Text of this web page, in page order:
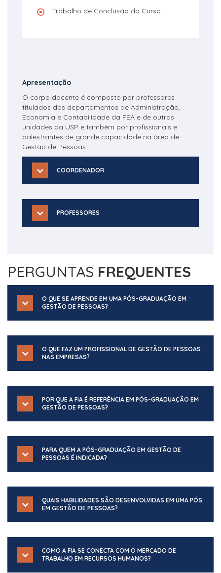
Trabalho de Conclusão do Curso
Apresentação
O corpo docente é composto por professores
titulados dos departamentos de Administração,
Economia e Contabilidade da FEA e de outras
unidades da USP e também por profissionais e
palestrantes de grande capacidade na área de
Gestão de Pessoas.
COORDENADOR
PROFESSORES
PERGUNTAS FREQUENTES
O QUE SE APRENDE EM UMA PÓS-GRADUAÇÃO EM
GESTÃO DE PESSOAS?
O QUE FAZ UM PROFISSIONAL DE GESTÃO DE PESSOAS
NAS EMPRESAS?
POR QUE A FIA É REFERÊNCIA EM PÓS-GRADUAÇÃO EM
GESTÃO DE PESSOAS?
PARA QUEM A PÓS-GRADUAÇÃO EM GESTÃO DE
PESSOAS É INDICADA?
QUAIS HABILIDADES SÃO DESENVOLVIDAS EM UMA PÓS
EM GESTÃO DE PESSOAS?
COMO A FIA SE CONECTA COM O MERCADO DE
TRABALHO EM RECURSOS HUMANOS?